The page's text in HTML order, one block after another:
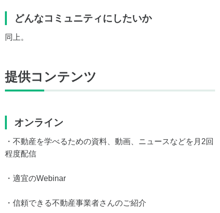
どんなコミュニティにしたいか
同上。
提供コンテンツ
オンライン
・不動産を学べるための資料、動画、ニュースなどを月2回
程度配信
・適宜のWebinar
・信頼できる不動産事業者さんのご紹介